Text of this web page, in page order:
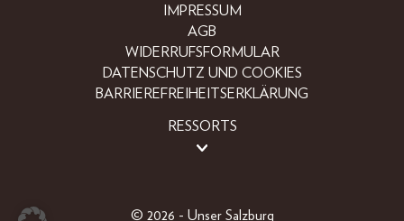
IMPRESSUM
AGB
WIDERRUFSFORMULAR
DATENSCHUTZ UND COOKIES
BARRIEREFREIHEITSERKLÄRUNG
RESSORTS
© 2026 - Unser Salzburg